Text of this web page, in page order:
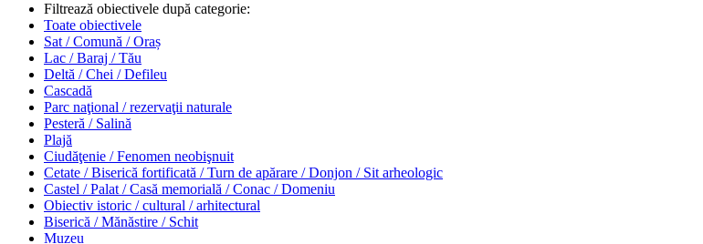
Filtrează obiectivele după categorie:
Toate obiectivele
Sat / Comună / Oraș
Lac / Baraj / Tău
Deltă / Chei / Defileu
Cascadă
Parc naţional / rezervaţii naturale
Pesteră / Salină
Plajă
Ciudăţenie / Fenomen neobişnuit
Cetate / Biserică fortificată / Turn de apărare / Donjon / Sit arheologic
Castel / Palat / Casă memorială / Conac / Domeniu
Obiectiv istoric / cultural / arhitectural
Biserică / Mănăstire / Schit
Muzeu